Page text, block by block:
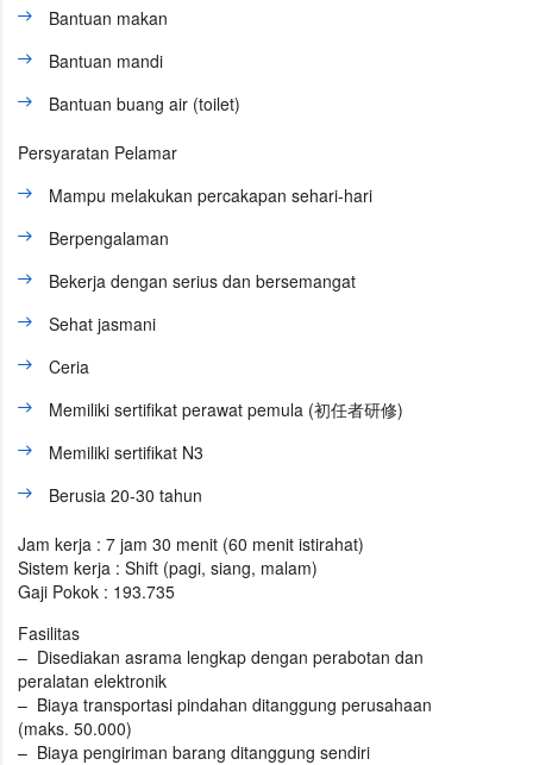
Bantuan makan
Bantuan mandi
Bantuan buang air (toilet)
Persyaratan Pelamar
Mampu melakukan percakapan sehari-hari
Berpengalaman
Bekerja dengan serius dan bersemangat
Sehat jasmani
Ceria
Memiliki sertifikat perawat pemula (初任者研修)
Memiliki sertifikat N3
Berusia 20-30 tahun
Jam kerja : 7 jam 30 menit (60 menit istirahat)
Sistem kerja : Shift (pagi, siang, malam)
Gaji Pokok : 193.735
Fasilitas
– Disediakan asrama lengkap dengan perabotan dan
peralatan elektronik
– Biaya transportasi pindahan ditanggung perusahaan
(maks. 50.000)
– Biaya pengiriman barang ditanggung sendiri